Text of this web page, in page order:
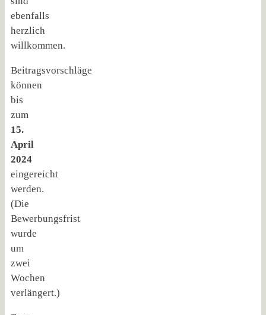
ebenfalls
herzlich
willkommen.
Beitragsvorschläge
können
bis
zum
15.
April
2024
eingereicht
werden.
(Die
Bewerbungsfrist
wurde
um
zwei
Wochen
verlängert.)